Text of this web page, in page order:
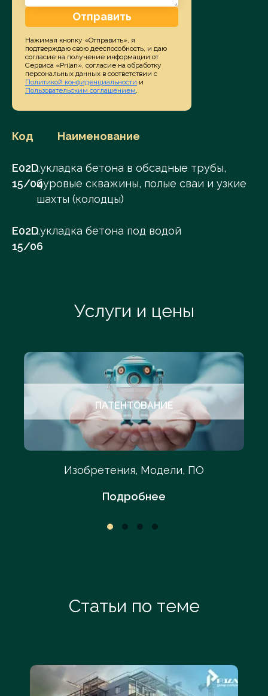
Код Наименование
E02D
15/04
..укладка бетона в обсадные трубы,
буровые скважины, полые сваи и узкие
шахты (колодцы)
E02D
15/06
..укладка бетона под водой
Услуги и цены
ПАТЕНТОВАНИЕ
Изобретения, Модели, ПО
Подробнее
Статьи по теме
Отправить
Нажимая кнопку «Отправить», я
подтверждаю свою дееспособность, и даю
согласие на получение информации от
Сервиса «Prilan», согласие на обработку
персональных данных в соответствии с
Политикой конфиденциальности и
Пользовательским соглашением.